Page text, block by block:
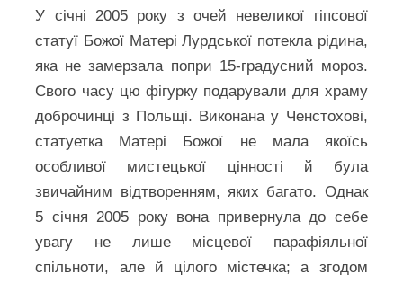
У січні 2005 року з очей невеликої гіпсової
статуї Божої Матері Лурдської потекла рідина,
яка не замерзала попри 15‑градусний мороз.
Свого часу цю фігурку подарували для храму
доброчинці з Польщі. Виконана у Ченстохові,
статуетка Матері Божої не мала якоїсь
особливої мистецької цінності й була
звичайним відтворенням, яких багато. Однак
5 січня 2005 року вона привернула до себе
увагу не лише місцевої парафіяльної
спільноти, але й цілого містечка; а згодом